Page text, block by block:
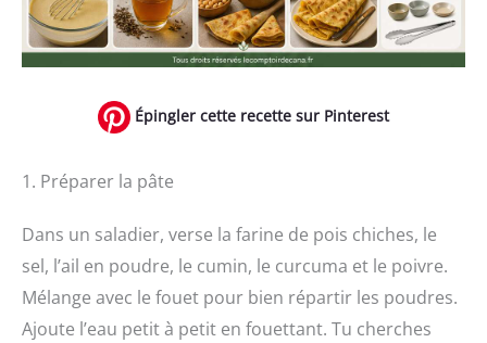
Épingler cette recette sur Pinterest
1. Préparer la pâte
Dans un saladier, verse la farine de pois chiches, le
sel, l’ail en poudre, le cumin, le curcuma et le poivre.
Mélange avec le fouet pour bien répartir les poudres.
Ajoute l’eau petit à petit en fouettant. Tu cherches